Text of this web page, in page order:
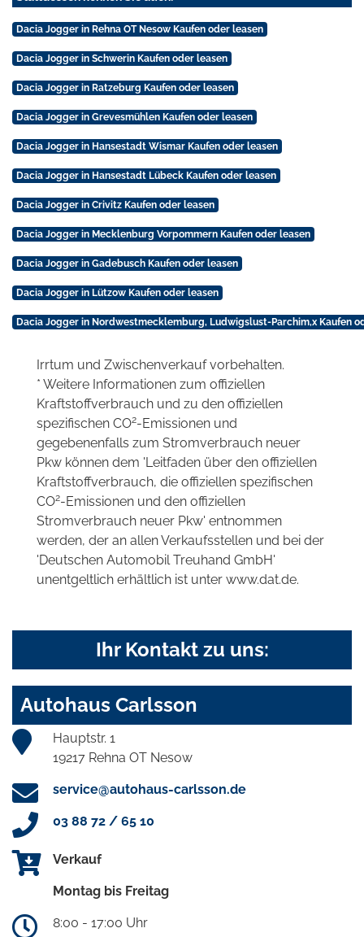
Dacia Jogger in Rehna OT Nesow Kaufen oder leasen
Dacia Jogger in Schwerin Kaufen oder leasen
Dacia Jogger in Ratzeburg Kaufen oder leasen
Dacia Jogger in Grevesmühlen Kaufen oder leasen
Dacia Jogger in Hansestadt Wismar Kaufen oder leasen
Dacia Jogger in Hansestadt Lübeck Kaufen oder leasen
Dacia Jogger in Crivitz Kaufen oder leasen
Dacia Jogger in Mecklenburg Vorpommern Kaufen oder leasen
Dacia Jogger in Gadebusch Kaufen oder leasen
Dacia Jogger in Lützow Kaufen oder leasen
Dacia Jogger in Nordwestmecklemburg, Ludwigslust-Parchim,x Kaufen
Irrtum und Zwischenverkauf vorbehalten.
* Weitere Informationen zum offiziellen
Kraftstoffverbrauch und zu den offiziellen
spezifischen CO2-Emissionen und
gegebenenfalls zum Stromverbrauch neuer
Pkw können dem 'Leitfaden über den offiziellen
Kraftstoffverbrauch, die offiziellen spezifischen
CO2-Emissionen und den offiziellen
Stromverbrauch neuer Pkw' entnommen
werden, der an allen Verkaufsstellen und bei der
'Deutschen Automobil Treuhand GmbH'
unentgeltlich erhältlich ist unter www.dat.de.
Ihr Kontakt zu uns:
Autohaus Carlsson
Hauptstr. 1
19217 Rehna OT Nesow
service@autohaus-carlsson.de
03 88 72 / 65 10
Verkauf
Montag bis Freitag
8:00 - 17:00 Uhr